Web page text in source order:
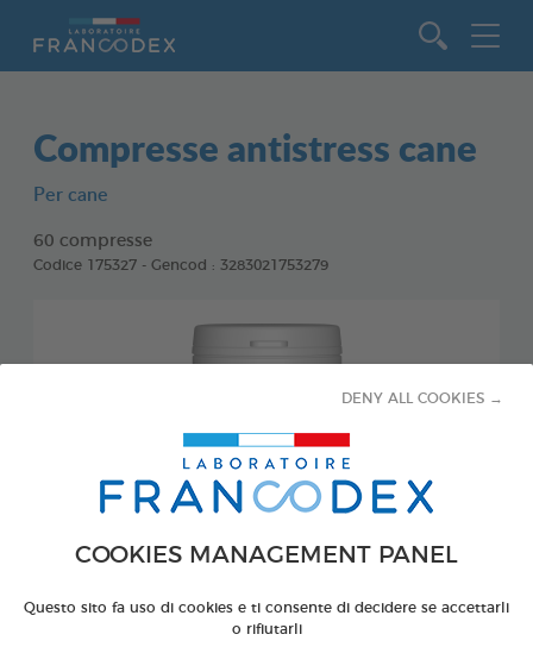
COOKIES MANAGEMENT PANEL
Questo sito fa uso di cookies e ti consente di decidere se accettarli
o rifiutarli
DENY ALL COOKIES →
Compresse antistress cane
Per cane
60 compresse
Codice 175327 - Gencod : 3283021753279